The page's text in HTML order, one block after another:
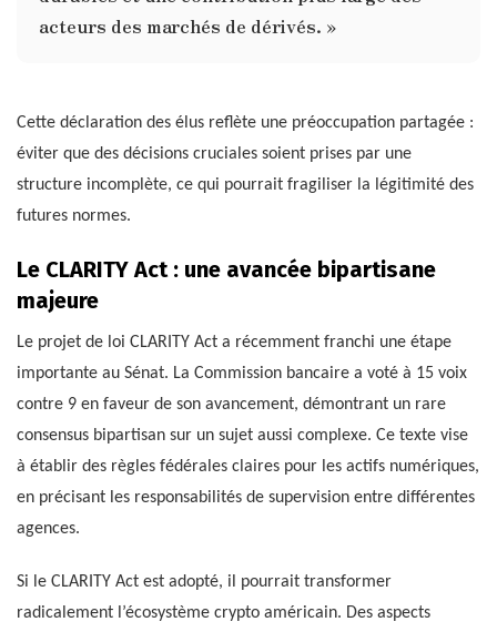
acteurs des marchés de dérivés. »
Cette déclaration des élus reflète une préoccupation partagée :
éviter que des décisions cruciales soient prises par une
structure incomplète, ce qui pourrait fragiliser la légitimité des
futures normes.
Le CLARITY Act : une avancée bipartisane
majeure
Le projet de loi CLARITY Act a récemment franchi une étape
importante au Sénat. La Commission bancaire a voté à 15 voix
contre 9 en faveur de son avancement, démontrant un rare
consensus bipartisan sur un sujet aussi complexe. Ce texte vise
à établir des règles fédérales claires pour les actifs numériques,
en précisant les responsabilités de supervision entre différentes
agences.
Si le CLARITY Act est adopté, il pourrait transformer
radicalement l’écosystème crypto américain. Des aspects